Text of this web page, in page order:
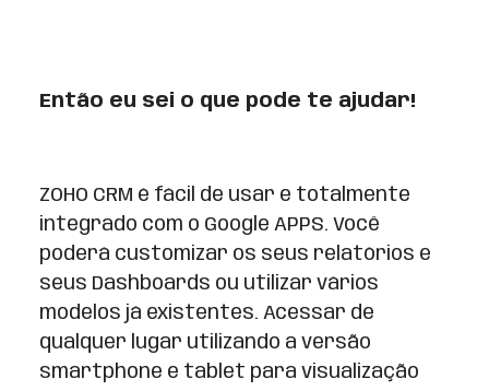
Então eu sei o que pode te ajudar!
ZOHO CRM é fácil de usar e totalmente
integrado com o Google APPS. Você
poderá customizar os seus relatórios e
seus Dashboards ou utilizar vários
modelos já existentes. Acessar de
qualquer lugar utilizando a versão
smartphone e tablet para visualização